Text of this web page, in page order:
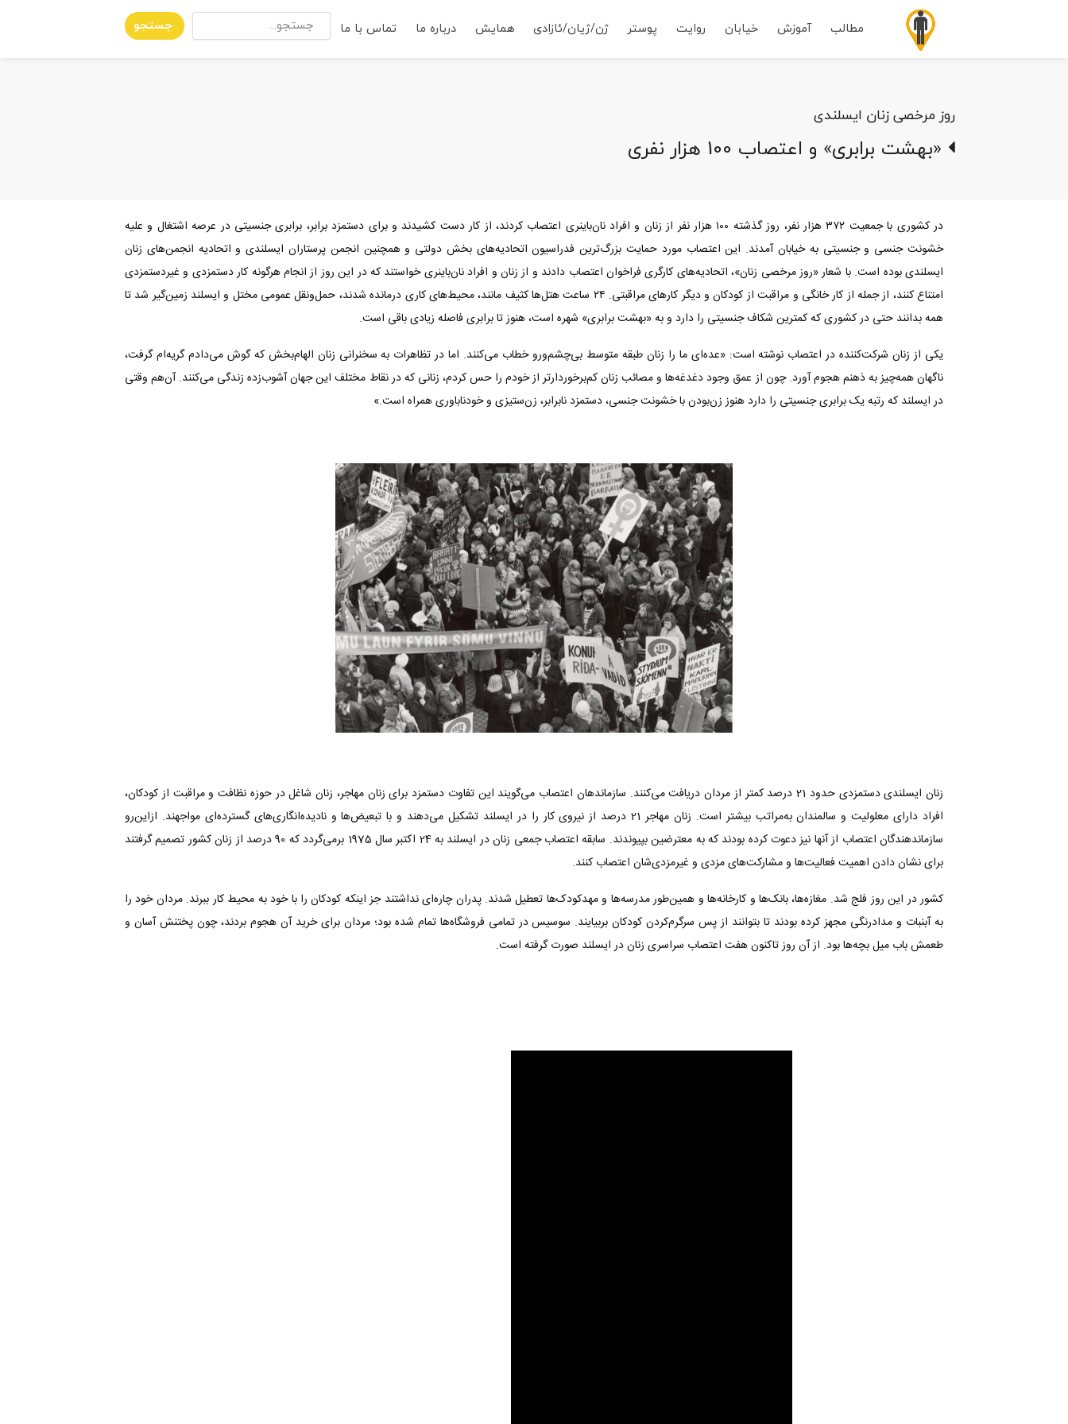
مطالب آموزش خیابان روایت پوستر ژن/ژیان/ئازادی همایش درباره ما تماس با ما جستجو
روز مرخصی زنان ایسلندی
«بهشت برابری» و اعتصاب 100 هزار نفری
در کشوری با جمعیت ۳۷۲ هزار نفر، روز گذشته ۱۰۰ هزار نفر از زنان و افراد نا‌‌ن‌باینری اعتصاب کردند، از کار دست کشیدند و برای دستمزد برابر، برابری جنسیتی در عرصه اشتغال و علیه
خشونت جنسی و جنسیتی به خیابان آمدند. این اعتصاب مورد حمایت بزرگ‌ترین فدراسیون اتحادیه‌های بخش دولتی و همچنین انجمن پرستاران ایسلندی و اتحادیه‌ انجمن‌های زنان
ایسلندی بوده است. با شعار «روز مرخصی زنان»، اتحادیه‌های کارگری فراخوان اعتصاب دادند و از زنان و افراد نان‌باینری خواستند که در این روز از انجام هرگونه کار دستمزدی و غیردستمزدی
امتناع کنند، از جمله از کار خانگی و مراقبت از کودکان و دیگر کارهای مراقبتی. ۲۴ ساعت هتل‌ها کثیف مانند، محیط‌های کاری درمانده شدند، حمل‌ونقل عمومی مختل و ایسلند زمین‌گیر شد تا
همه بدانند حتی در کشوری که کمترین شکاف جنسیتی را دارد و به «بهشت برابری» شهره است، هنوز تا برابری فاصله زیادی باقی است.
یکی از زنان شرکت‌کننده در اعتصاب نوشته است: «عده‌ای ما را زنان طبقه متوسط بی‌چشم‌ورو خطاب می‌کنند.‌ اما در تظاهرات به سخنرانی زنان الهام‌بخش که گوش می‌دادم گریه‌ام گرفت،
ناگهان همه‌چیز به ذهنم هجوم آورد. چون از عمق وجود دغدغه‌ها و مصائب زنان کم‌برخوردار‌تر از خودم را حس کردم، زنانی که در نقاط مختلف این جهان آشوب‌زده زندگی می‌کنند. آن‌هم وقتی
در ایسلند که رتبه یک برابری جنسیتی را دارد هنوز زن‌بودن با خشونت جنسی، دستمزد نابرابر، زن‌ستیزی و خودناباوری همراه است.»
زنان ایسلندی دستمزدی حدود 21 درصد کمتر از مردان دریافت می‌کنند. سازماندهان اعتصاب می‌گویند این تفاوت دستمزد برای زنان مهاجر، زنان شاغل در حوزه‌ نظافت و مراقبت از کودکان،
افراد دارای معلولیت و سالمندان به‌مراتب بیشتر است. زنان مهاجر 21 درصد از نیروی کار را در ایسلند تشکیل می‌دهند و با تبعیض‌ها و نادیده‌انگاری‌های گسترده‌ای مواجهند. از‌این‌رو
سازماندهندگان اعتصاب از آنها نیز دعوت کرده بودند که به معترضین بپیوندند. سابقه اعتصاب جمعی زنان در ایسلند به 24 اکتبر سال 1975 برمی‌گردد که 90 درصد از زنان کشور تصمیم گرفتند
برای نشان دادن اهمیت فعالیت‌ها و مشارکت‌های مزدی و غیرمزدی‌شان اعتصاب کنند.
کشور در این روز فلج شد. مغازه‌ها، بانک‌ها و کارخانه‌ها و همین‌طور مدرسه‌ها و مهدکودک‌ها تعطیل شدند. پدران چاره‌ای نداشتند جز اینکه کودکان را با خود به محیط کار ببرند. مردان خود را
به آبنبات و مدادرنگی مجهز کرده بودند تا بتوانند از پس سرگرم‌کردن کودکان بربیایند. سوسیس در تمامی فروشگاه‌ها تمام شده بود؛ مردان برای خرید آن هجوم بردند، چون پختنش آسان و
طعمش باب میل بچه‌ها بود. از آن روز تاکنون هفت اعتصاب سراسری زنان در ایسلند صورت گرفته است.